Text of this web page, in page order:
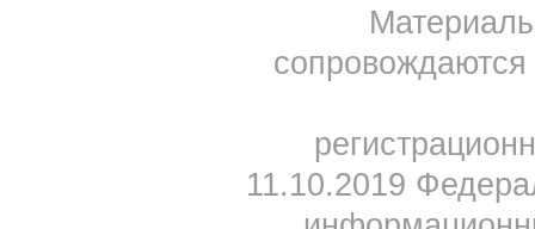
11.10.2019